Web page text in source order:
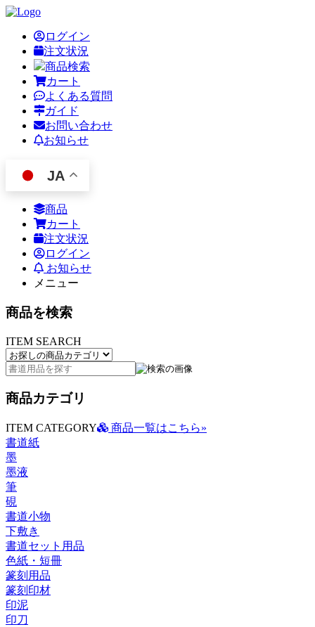
ログイン
注文状況
商品検索
カート
よくある質問
ガイド
お問い合わせ
お知らせ
JA
商品
カート
注文状況
ログイン
お知らせ
メニュー
商品を検索
ITEM SEARCH
商品カテゴリ
ITEM CATEGORY
商品一覧はこちら»
書道紙
墨
墨液
筆
硯
書道小物
下敷き
書道セット用品
色紙・短冊
篆刻用品
篆刻印材
印泥
印刀